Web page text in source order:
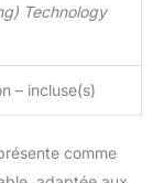
Technology
– incluse(s)
comme